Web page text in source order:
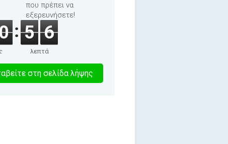
που πρέπει να
εξερευνήσετε!
5 6
λεπτά
7 στη σελίδα λήψης